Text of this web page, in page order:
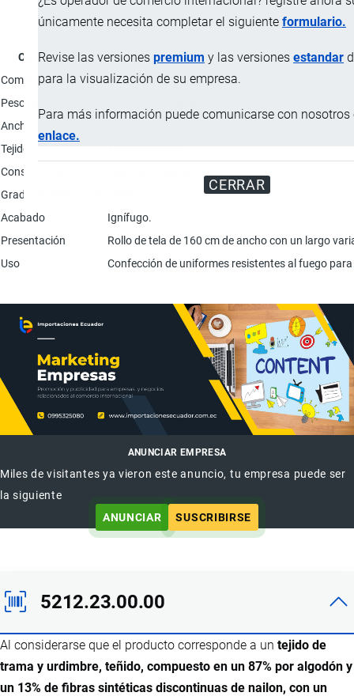
únicamente necesita completar el siguiente formulario.
Revise las versiones premium y las versiones estandar
para la visualización de su empresa.
Para más información puede comunicarse con nosotros
enlace.
CERRAR
Característica
Composición
87% algodón y 13% nylon.
Peso (± 5%)
Ancho
Tejido
Construcción
Grado de elaboración
Acabado
Ignífugo.
Presentación
Rollo de tela de 160 cm de ancho con un largo
Uso
Confección de uniformes resistentes al fuego
ANUNCIAR EMPRESA
Miles de visitantes ya vieron este anuncio, tu empresa puede ser
la siguiente
ANUNCIAR
SUSCRIBIRSE
5212.23.00.00
Al considerarse que el producto corresponde a un tejido de
trama y urdimbre, teñido, compuesto en un 87% por algodón y
un 13% de fibras sintéticas discontinuas de nailon, con un